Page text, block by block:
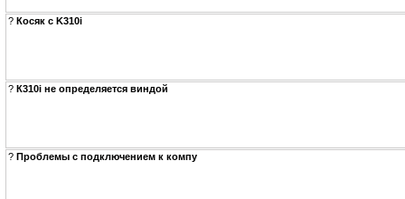
? Косяк с K310i
? К310i не определяется виндой
? Проблемы с подключением к компу